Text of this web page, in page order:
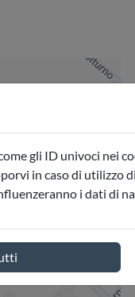
gli ID univoci nei
in caso di utilizzo
i dati di